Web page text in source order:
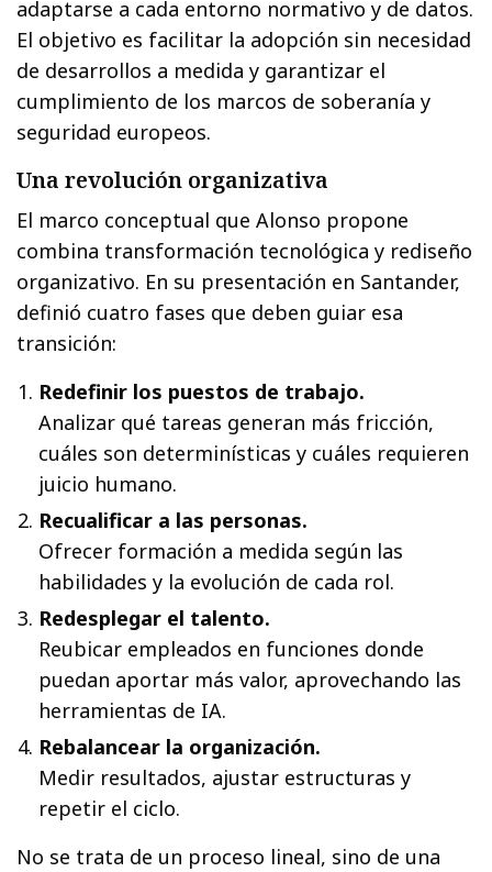
adaptarse a cada entorno normativo y de datos.
El objetivo es facilitar la adopción sin necesidad
de desarrollos a medida y garantizar el
cumplimiento de los marcos de soberanía y
seguridad europeos.
Una revolución organizativa
El marco conceptual que Alonso propone
combina transformación tecnológica y rediseño
organizativo. En su presentación en Santander,
definió cuatro fases que deben guiar esa
transición:
Redefinir los puestos de trabajo.
Analizar qué tareas generan más fricción,
cuáles son determinísticas y cuáles requieren
juicio humano.
Recualificar a las personas.
Ofrecer formación a medida según las
habilidades y la evolución de cada rol.
Redesplegar el talento.
Reubicar empleados en funciones donde
puedan aportar más valor, aprovechando las
herramientas de IA.
Rebalancear la organización.
Medir resultados, ajustar estructuras y
repetir el ciclo.
No se trata de un proceso lineal, sino de una